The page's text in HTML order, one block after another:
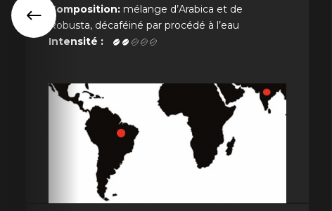
Composition: mélange d’Arabica et de
Robusta, décaféiné par procédé à l’eau
Intensité :